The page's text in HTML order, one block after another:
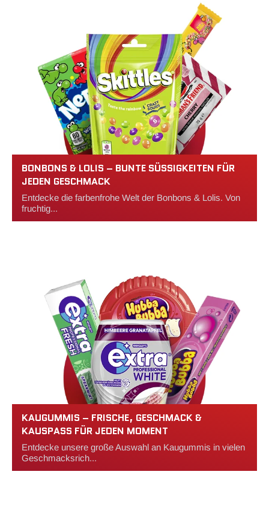
BONBONS & LOLIS – BUNTE SÜSSIGKEITEN FÜR J
EDEN GESCHMACK
Entdecke die farbenfrohe Welt der Bonbons & Lolis. Von
fruchtig...
KAUGUMMIS – FRISCHE, GESCHMACK &
KAUSPASS FÜR JEDEN MOMENT
Entdecke unsere große Auswahl an Kaugummis in vielen
Geschmacksrich...